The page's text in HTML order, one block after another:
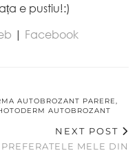
e pustiu!:)
| Facebook
AUTOBROZANT PARERE,
AUTOBROZANT
NEXT POST
PREFERATELE MELE DIN